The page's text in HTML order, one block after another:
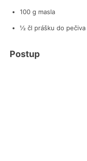
100 g masla
½ čl prášku do pečiva
Postup